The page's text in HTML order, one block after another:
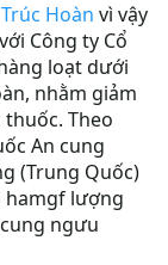
Hoàn vì vậy
Công ty Cổ
loạt dưới
nhằm giảm
Theo
An cung
(Trung Quốc)
hamgf lượng
ngưu